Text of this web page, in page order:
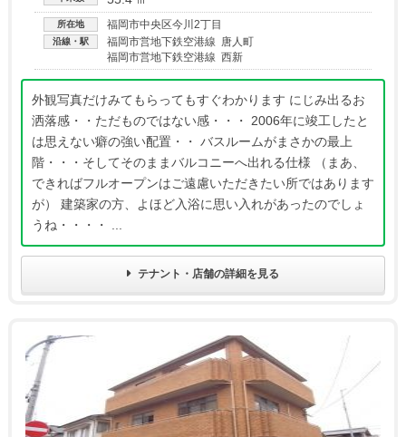
所在地 福岡市中央区今川2丁目
沿線・駅
福岡市営地下鉄空港線 唐人町
福岡市営地下鉄空港線 西新
外観写真だけみてもらってもすぐわかります にじみ出るお
洒落感・・ただものではない感・・・ 2006年に竣工したと
は思えない癖の強い配置・・ バスルームがまさかの最上
階・・・そしてそのままバルコニーへ出れる仕様 （まあ、
できればフルオープンはご遠慮いただきたい所ではあります
が） 建築家の方、よほど入浴に思い入れがあったのでしょ
うね・・・・ ...
テナント・店舗の詳細を見る